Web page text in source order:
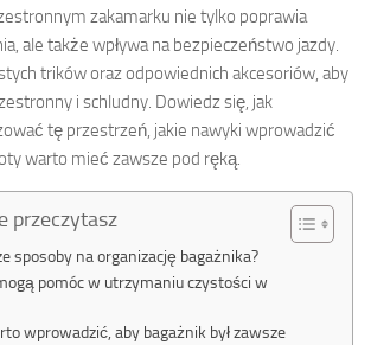
zakamarku nie tylko poprawia
ale także wpływa na bezpieczeństwo jazdy.
trików oraz odpowiednich akcesoriów, aby
i schludny. Dowiedz się, jak
tę przestrzeń, jakie nawyki wprowadzić
warto mieć zawsze pod ręką.
przeczytasz
sposoby na organizację bagażnika?
pomóc w utrzymaniu czystości w
wprowadzić, aby bagażnik był zawsze